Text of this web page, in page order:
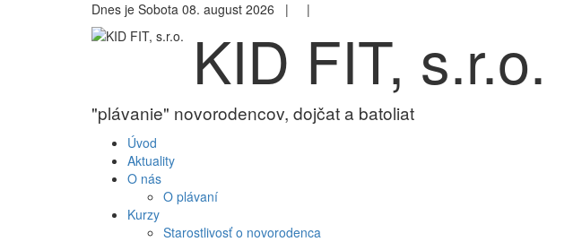
Dnes je Sobota 08. august 2026 | |
KID FIT, s.r.o.
"plávanie" novorodencov, dojčat a batoliat
Úvod
Aktuality
O nás
O plávaní
Kurzy
Starostlivosť o novorodenca